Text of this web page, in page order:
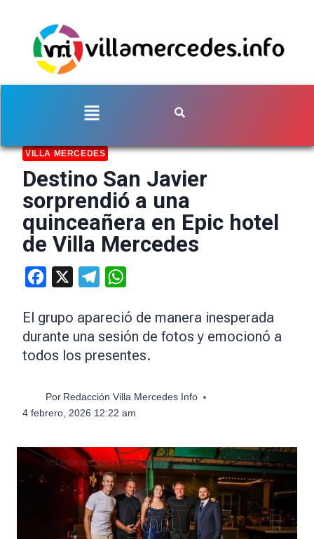
VILLA MERCEDES
Destino San Javier
sorprendió a una
quinceañera en Epic hotel
de Villa Mercedes
Facebook Telegram
El grupo apareció de manera inesperada
durante una sesión de fotos y emocionó a
todos los presentes.
Por Redacción Villa Mercedes Info
4 febrero, 2026 12:22 am